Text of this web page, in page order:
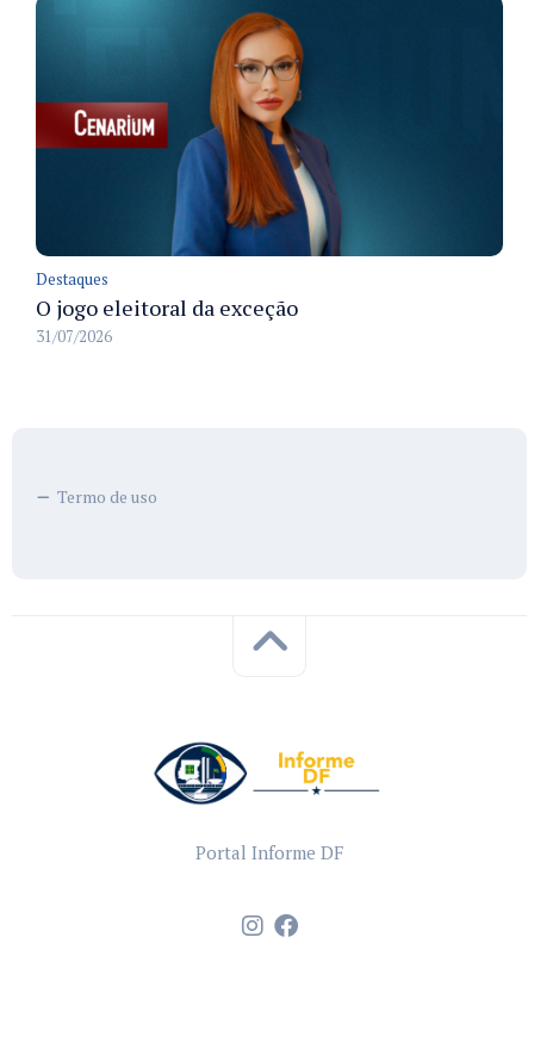
Destaques
O jogo eleitoral da exceção
31/07/2026
Termo de uso
Portal Informe DF